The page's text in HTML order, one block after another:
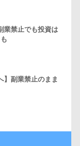
業禁止でも投資は
】副業禁止のまま